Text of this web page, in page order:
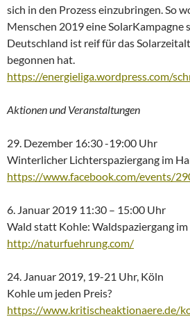
sich in den Prozess einzubringen. So
Menschen 2019 eine SolarKampagne
Deutschland ist reif für das
begonnen hat.
https://energieliga.wordpress.com/
Aktionen und Veranstaltungen
29. Dezember 16:30 -19:00 Uhr
Winterlicher Lichterspaziergang im
https://www.facebook.com/events/
6. Januar 2019 11:30 – 15:00 Uhr
Wald statt Kohle: Waldspaziergang
http://naturfuehrung.com/
24. Januar 2019, 19-21 Uhr, Köln
Kohle um jeden Preis?
https://www.kritischeaktionaere.de/